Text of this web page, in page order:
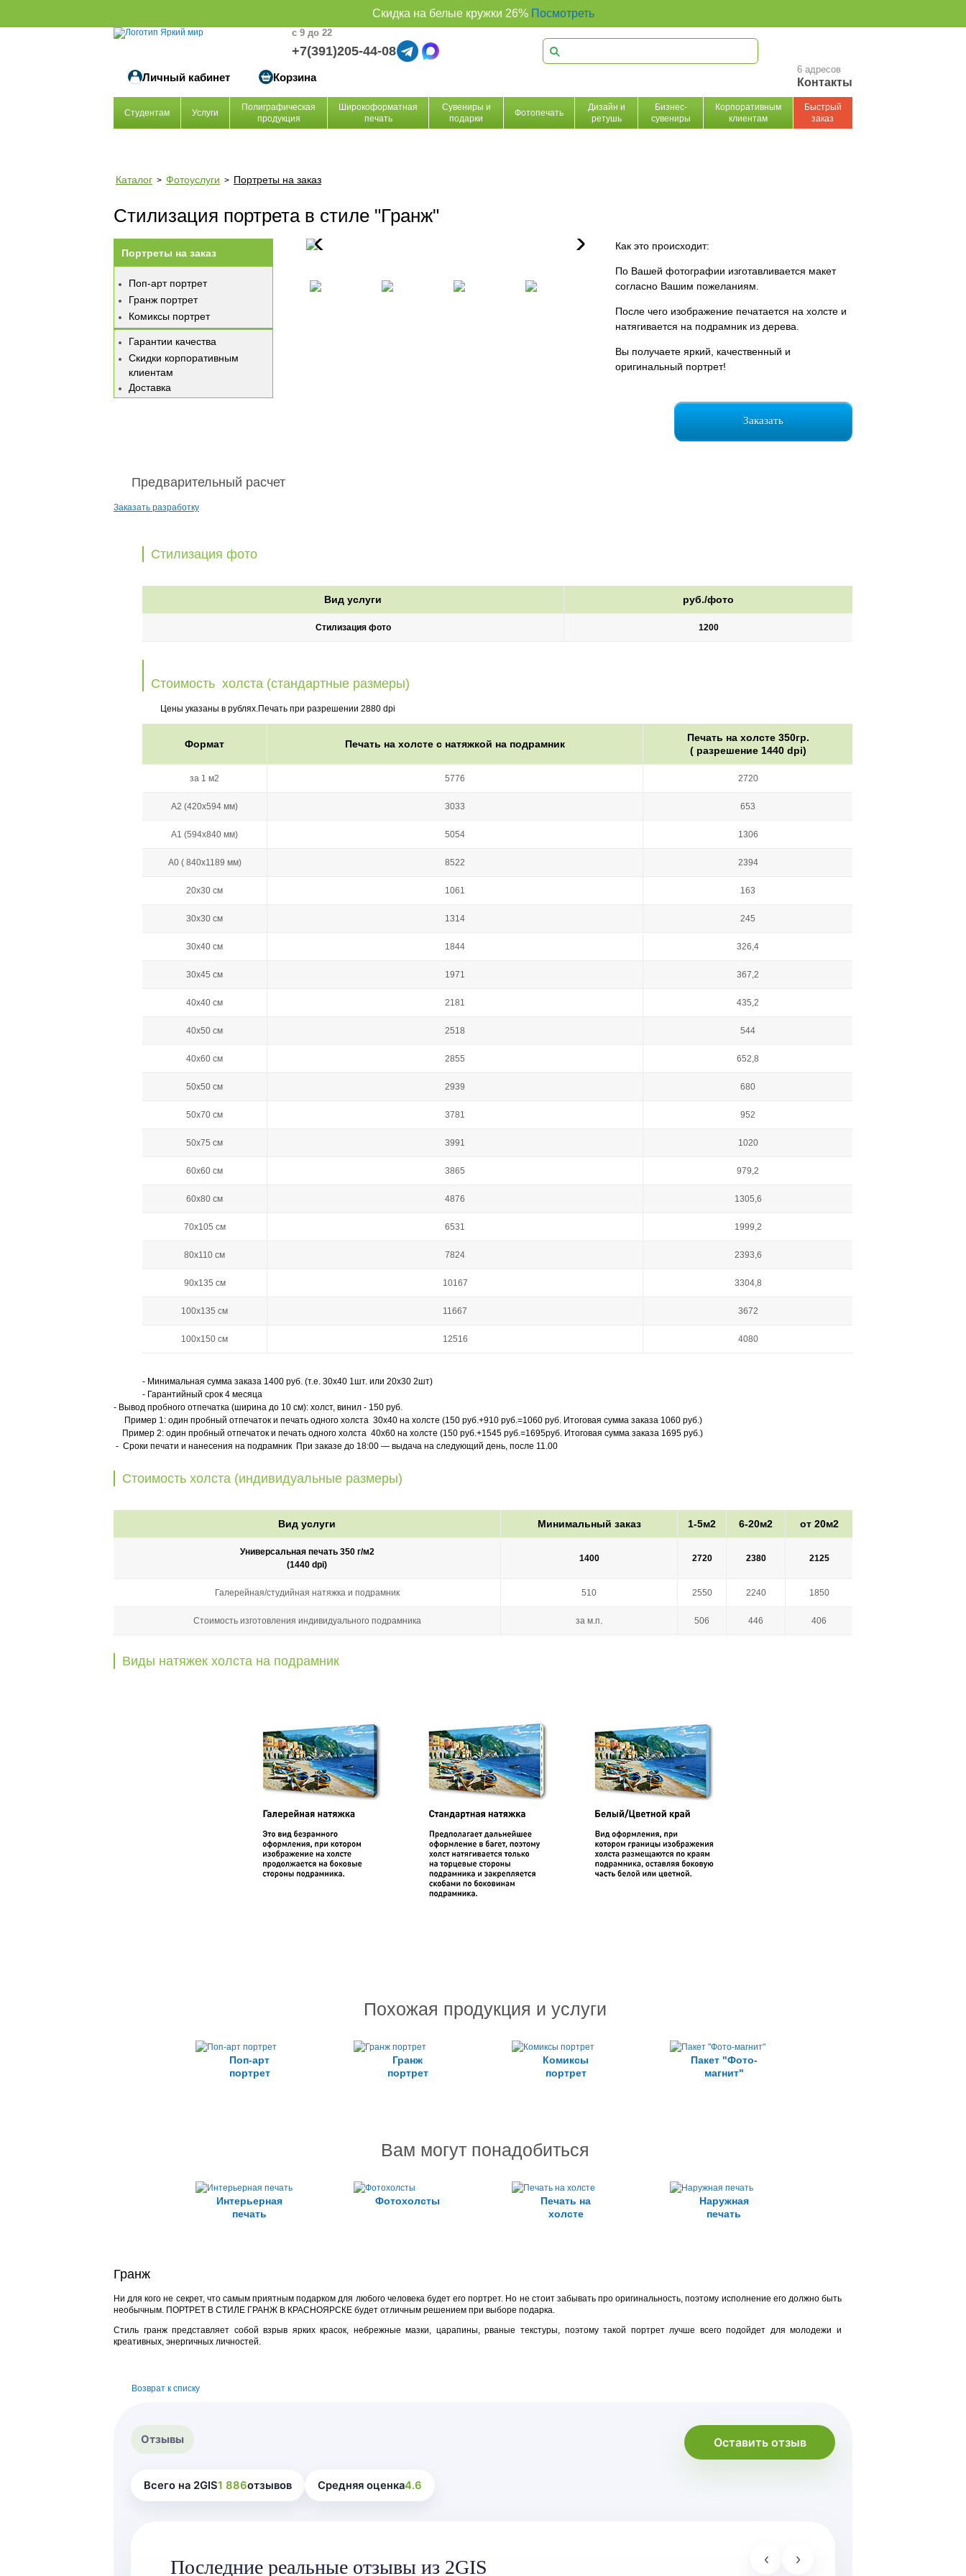
Скидка на белые кружки 26% Посмотреть
с 9 до 22
+7(391)205-44-08
Личный кабинет Корзина
6 адресов
Контакты
Студентам Услуги
Полиграфическая
продукция
Широкоформатная
печать
Сувениры и
подарки
Фотопечать
Дизайн и
ретушь
Бизнес-
сувениры
Корпоративным
клиентам
Быстрый
заказ
Каталог > Фотоуслуги > Портреты на заказ
Стилизация портрета в стиле "Гранж"
Как это происходит:
По Вашей фотографии изготавливается макет
согласно Вашим пожеланиям.
После чего изображение печатается на холсте и
натягивается на подрамник из дерева.
Вы получаете яркий, качественный и
оригинальный портрет!
Заказать
Портреты на заказ
Поп-арт портрет
Гранж портрет
Комиксы портрет
Гарантии качества
Скидки корпоративным
клиентам
Доставка
Предварительный расчет
Заказать разработку
Стилизация фото
Вид услуги руб./фото
Стилизация фото 1200
Стоимость холста (стандартные размеры)
Цены указаны в рублях.Печать при разрешении 2880 dpi
Формат Печать на холсте с натяжкой на подрамник
Печать на холсте 350гр.
( разрешение 1440 dpi)
за 1 м2 5776 2720
А2 (420х594 мм) 3033 653
А1 (594х840 мм) 5054 1306
А0 ( 840х1189 мм) 8522 2394
20х30 см 1061 163
30х30 см 1314 245
30х40 см 1844 326,4
30х45 см 1971 367,2
40х40 см 2181 435,2
40х50 см 2518 544
40х60 см 2855 652,8
50х50 см 2939 680
50х70 см 3781 952
50х75 см 3991 1020
60х60 см 3865 979,2
60х80 см 4876 1305,6
70х105 см 6531 1999,2
80х110 см 7824 2393,6
90х135 см 10167 3304,8
100х135 см 11667 3672
100х150 см 12516 4080
- Минимальная сумма заказа 1400 руб. (т.е. 30х40 1шт. или 20х30 2шт)
- Гарантийный срок 4 месяца
- Вывод пробного отпечатка (ширина до 10 см): холст, винил - 150 руб.
Пример 1: один пробный отпечаток и печать одного холста 30х40 на холсте (150 руб.+910 руб.=1060 руб. Итоговая сумма заказа 1060 руб.)
Пример 2: один пробный отпечаток и печать одного холста 40х60 на холсте (150 руб.+1545 руб.=1695руб. Итоговая сумма заказа 1695 руб.)
- Сроки печати и нанесения на подрамник При заказе до 18:00 — выдача на следующий день, после 11.00
Стоимость холста (индивидуальные размеры)
Вид услуги Минимальный заказ 1-5м2 6-20м2 от 20м2
Универсальная печать 350 г/м2
(1440 dpi)
1400 2720 2380 2125
Галерейная/студийная натяжка и подрамник 510 2550 2240 1850
Стоимость изготовления индивидуального подрамника за м.п. 506 446 406
Виды натяжек холста на подрамник
Похожая продукция и услуги
Поп-арт
портрет
Гранж
портрет
Комиксы
портрет
Пакет "Фото-
магнит"
Вам могут понадобиться
Интерьерная
печать
Фотохолсты
Печать на
холсте
Наружная
печать
Гранж
Ни для кого не секрет, что самым приятным подарком для любого человека будет его портрет. Но не стоит забывать про оригинальность, поэтому исполнение его должно быть
необычным. ПОРТРЕТ В СТИЛЕ ГРАНЖ В КРАСНОЯРСКЕ будет отличным решением при выборе подарка.
Стиль гранж представляет собой взрыв ярких красок, небрежные мазки, царапины, рваные текстуры, поэтому такой портрет лучше всего подойдет для молодежи и
креативных, энергичных личностей.
Возврат к списку
Отзывы
Всего на 2GIS1 886отзывов Средняя оценка4.6
Оставить отзыв
Последние реальные отзывы из 2GIS ‹ ›